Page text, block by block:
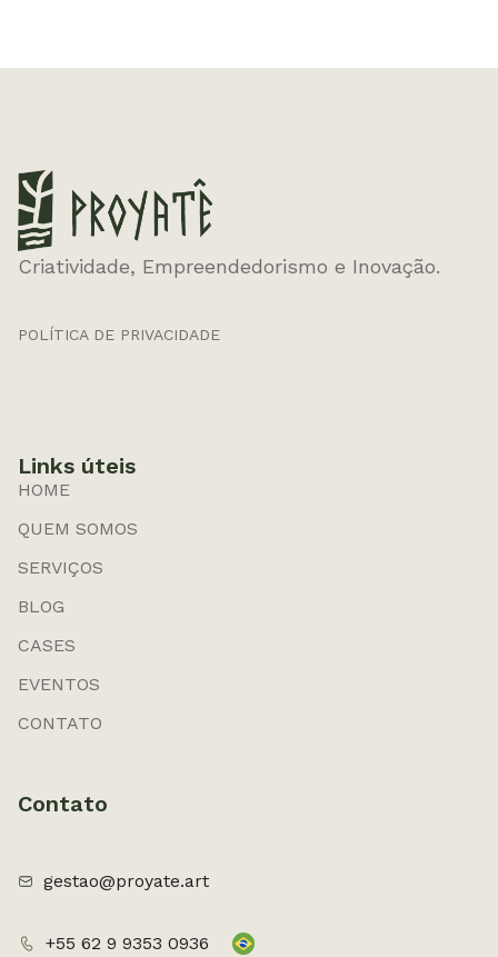
Criatividade, Empreendedorismo e Inovação.
POLÍTICA DE PRIVACIDADE
Links úteis
HOME
QUEM SOMOS
SERVIÇOS
BLOG
CASES
EVENTOS
CONTATO
Contato
gestao@proyate.art
+55 62 9 9353 0936